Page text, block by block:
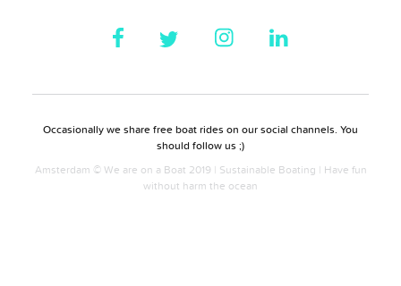
Occasionally we share free boat rides on our social channels. You
should follow us ;)
Amsterdam © We are on a Boat 2019 | Sustainable Boating | Have fun
without harm the ocean